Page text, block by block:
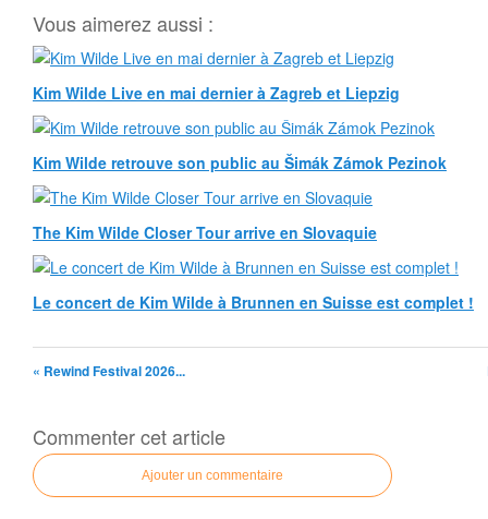
Vous aimerez aussi :
Kim Wilde Live en mai dernier à Zagreb et Liepzig
Kim Wilde retrouve son public au Šimák Zámok Pezinok
The Kim Wilde Closer Tour arrive en Slovaquie
Le concert de Kim Wilde à Brunnen en Suisse est complet !
« Rewind Festival 2026...
Commenter cet article
Ajouter un commentaire